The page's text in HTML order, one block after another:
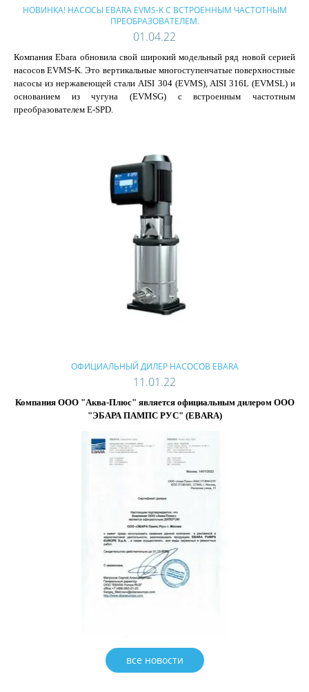
НОВИНКА! НАСОСЫ EBARA EVMS-K С ВСТРОЕННЫМ ЧАСТОТНЫМ
ПРЕОБРАЗОВАТЕЛЕМ.
01.04.22
Компания Ebara обновила свой широкий модельный ряд новой серией
насосов EVMS-K. Это вертикальные многоступенчатые поверхностные
насосы из нержавеющей стали AISI 304 (EVMS), AISI 316L (EVMSL) и
основанием из чугуна (EVMSG) с встроенным частотным
преобразователем E-SPD.
ОФИЦИАЛЬНЫЙ ДИЛЕР НАСОСОВ EBARA
11.01.22
Компания ООО "Аква-Плюс" является официальным дилером ООО
"ЭБАРА ПАМПС РУС" (EBARA)
все новости